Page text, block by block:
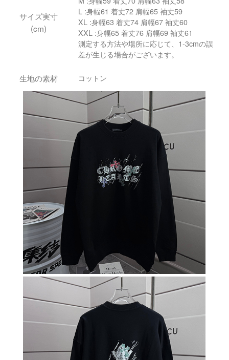
サイズ実寸
(cm)
L :身幅61 着丈72 肩幅65 袖丈59
XL :身幅63 着丈74 肩幅67 袖丈60
XXL :身幅65 着丈76 肩幅69 袖丈61
測定する方法や場所に応じて、1-3cmの誤
差が生じる場合がございます。
生地の素材 コットン